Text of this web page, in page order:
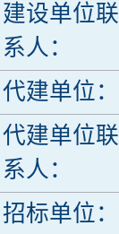
建设单位联
系人：
代建单位：
代建单位联
系人：
招标单位：